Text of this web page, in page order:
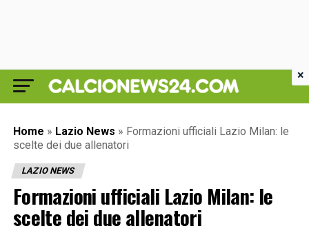
Home » Lazio News » Formazioni ufficiali Lazio Milan: le
scelte dei due allenatori
LAZIO NEWS
Formazioni ufficiali Lazio Milan: le
scelte dei due allenatori
×